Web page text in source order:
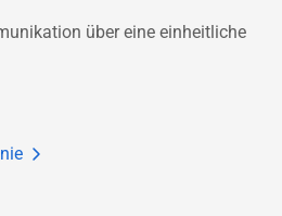
über eine einheitliche